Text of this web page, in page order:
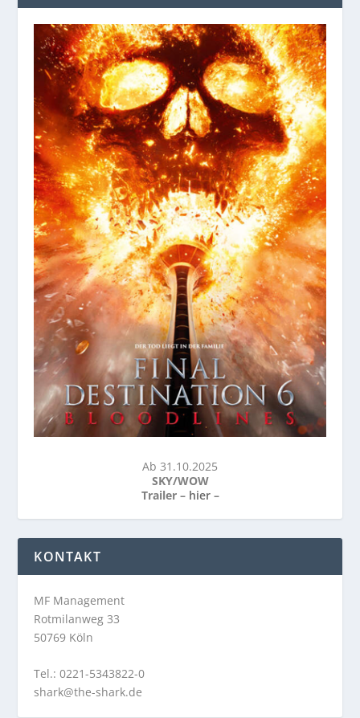
Ab 31.10.2025
SKY/WOW
Trailer – hier –
KONTAKT
MF Management
Rotmilanweg 33
50769 Köln
Tel.: 0221-5343822-0
shark@the-shark.de